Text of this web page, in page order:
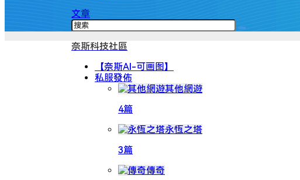
文章
奈斯科技社區
【奈斯AI-可画图】
私服發佈
其他網遊
4篇
永恆之塔
3篇
傳奇